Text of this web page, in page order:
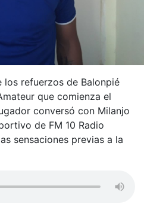
los refuerzos de Balonpié
que comienza el
conversó con Milanjo
de FM 10 Radio
sensaciones previas a la